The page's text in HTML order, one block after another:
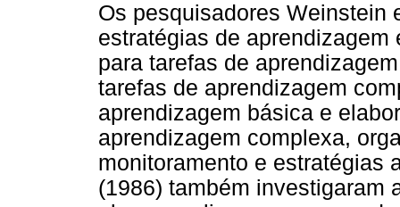
Os pesquisadores Weinstein
estratégias de
para tarefas de
tarefas de aprendizagem
aprendizagem básica e
aprendizagem complexa,
monitoramento e estratégias
(1986) também investigaram